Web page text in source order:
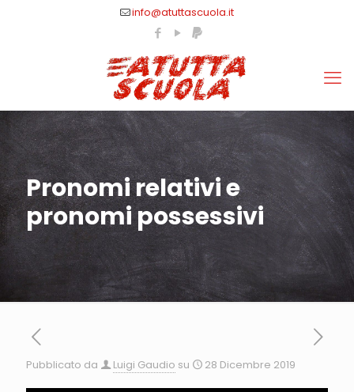
info@atuttascuola.it
Pronomi relativi e
pronomi possessivi
Pubblicato da Luigi Gaudio su 28 Dicembre 2019